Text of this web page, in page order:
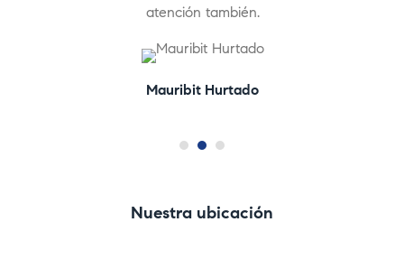
atención también.
Mauribit Hurtado
Nuestra ubicación